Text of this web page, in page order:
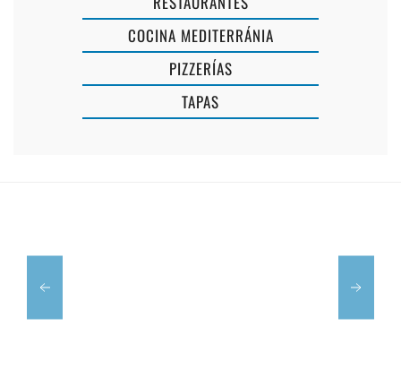
COCINA MEDITERRÁNIA
PIZZERÍAS
TAPAS